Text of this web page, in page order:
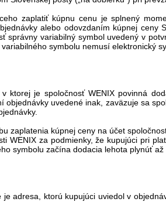
zaplatiť kúpnu cenu je splnený
alebo odovzdaním kúpnej ceny
správny variabilný symbol uvedený v
symbolu nemusí elektronický
ktorej je spoločnosť WENIX povinná
objednávky uvedené inak, zaväzuje sa
zaplatenia kúpnej ceny na účet
WENIX za podmienky, že kupujúci pri
symbolu začína dodacia lehota plynúť
adresa, ktorú kupujúci uviedol v